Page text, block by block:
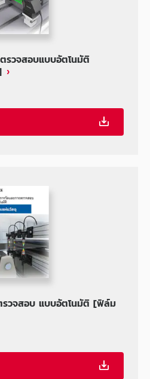
รวจสอบแบบอัตโนมัติ
รวจสอบ แบบอัตโนมัติ [ฟิล์ม